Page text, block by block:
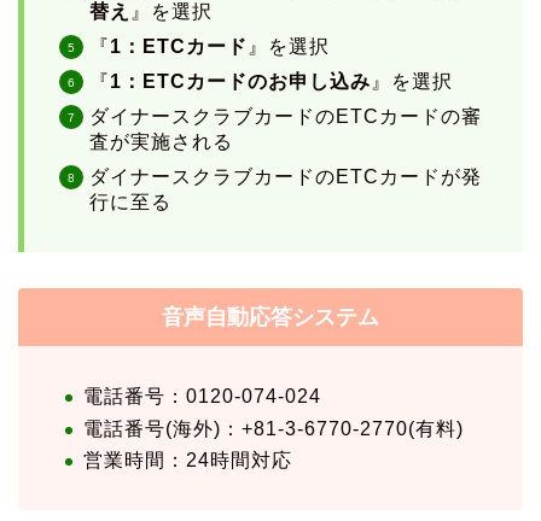
替え 』を選択
『1：ETCカード 』を選択
『1：ETCカードのお申し込み 』を選択
ダイナースクラブカードのETCカードの審
査が実施される
ダイナースクラブカードのETCカードが発
行に至る
音声自動応答システム
電話番号：0120-074-024
電話番号(海外)：+81-3-6770-2770(有料)
営業時間：24時間対応